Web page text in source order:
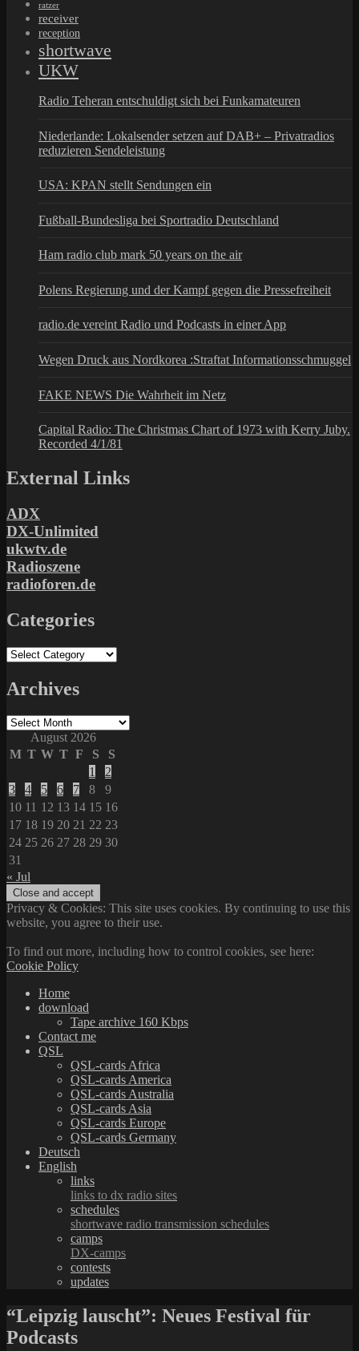
ratzer
receiver
reception
shortwave
UKW
Radio Teheran entschuldigt sich bei Funkamateuren
Niederlande: Lokalsender setzen auf DAB+ – Privatradios
reduzieren Sendeleistung
USA: KPAN stellt Sendungen ein
Fußball-Bundesliga bei Sportradio Deutschland
Ham radio club mark 50 years on the air
Polens Regierung und der Kampf gegen die Pressefreiheit
radio.de vereint Radio und Podcasts in einer App
Wegen Druck aus Nordkorea :Straftat Informationsschmuggel
FAKE NEWS Die Wahrheit im Netz
Capital Radio: The Christmas Chart of 1973 with Kerry Juby.
Recorded 4/1/81
External Links
ADX
DX-Unlimited
ukwtv.de
Radioszene
radioforen.de
Categories
Categories
Archives
Archives
August 2026
M T W T F S
S
1
2
3
4 5 6 7 8
9
10 11 12 13 14 15 16
17 18 19 20 21 22 23
24 25 26 27 28 29 30
31
« Jul
Privacy & Cookies: This site uses cookies. By continuing to use this
website, you agree to their use.
To find out more, including how to control cookies, see here:
Cookie Policy
Home
download
Tape archive 160 Kbps
Contact me
QSL
QSL-cards Africa
QSL-cards America
QSL-cards Australia
QSL-cards Asia
QSL-cards Europe
QSL-cards Germany
Deutsch
English
links
links to dx radio sites
schedules
shortwave radio transmission schedules
camps
DX-camps
contests
updates
“Leipzig lauscht”: Neues Festival für
Podcasts